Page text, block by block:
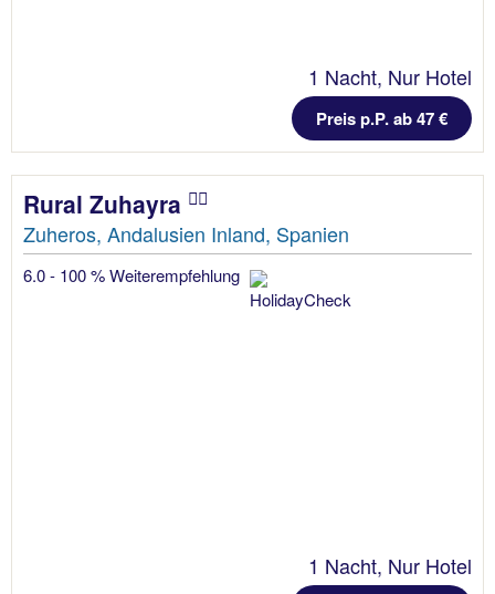
1 Nacht, Nur Hotel
Preis p.P. ab 47 €
Rural Zuhayra
Zuheros, Andalusien Inland, Spanien
6.0 - 100 % Weiterempfehlung
1 Nacht, Nur Hotel